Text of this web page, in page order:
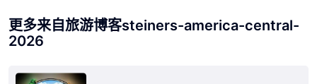
更多来自旅游博客steiners-america-central-
2026